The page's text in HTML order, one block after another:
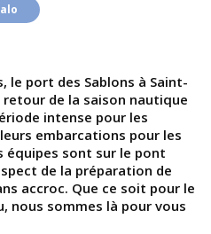
le port des Sablons à Saint-
de la saison nautique
intense pour les
embarcations pour les
équipes sont sur le pont
de la préparation de
accroc. Que ce soit pour le
nous sommes là pour vous